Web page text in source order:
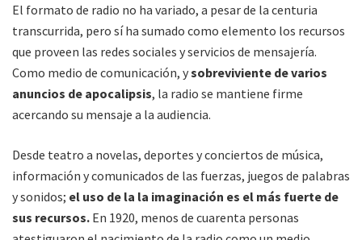
El formato de radio no ha variado, a pesar de la centuria
transcurrida, pero sí ha sumado como elemento los recursos
que proveen las redes sociales y servicios de mensajería.
Como medio de comunicación, ysobreviviente de varios
anuncios de apocalipsis, la radio se mantiene firme
acercando su mensaje a la audiencia.
Desde teatro a novelas, deportes y conciertos de música,
información y comunicados de las fuerzas, juegos de palabras
y sonidos; el uso de la la imaginación es el más fuerte de
sus recursos. En 1920, menos de cuarenta personas